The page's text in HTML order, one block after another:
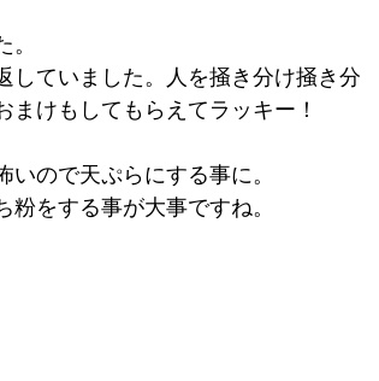
していました。人を掻き分け掻き分
けもしてもらえてラッキー！
ので天ぷらにする事に。
をする事が大事ですね。